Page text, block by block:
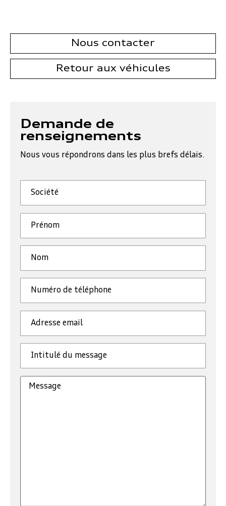
Nous contacter
Retour aux véhicules
Demande de
renseignements
Nous vous répondrons dans les plus brefs délais.